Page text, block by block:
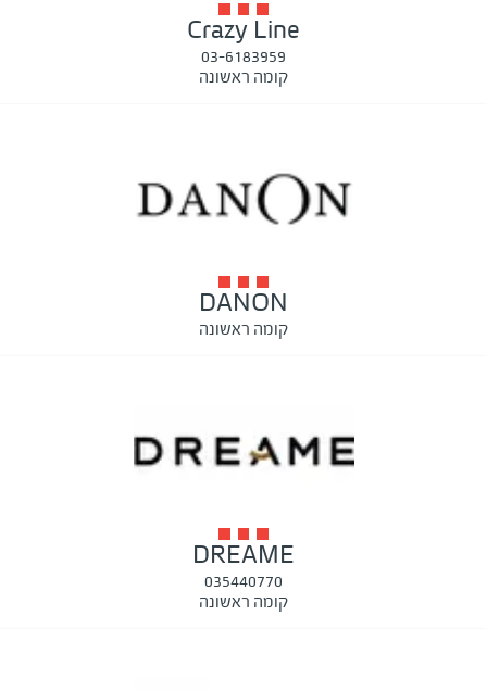
Crazy Line
03-6183959
קומה ראשונה
DANON
קומה ראשונה
DREAME
035440770
קומה ראשונה